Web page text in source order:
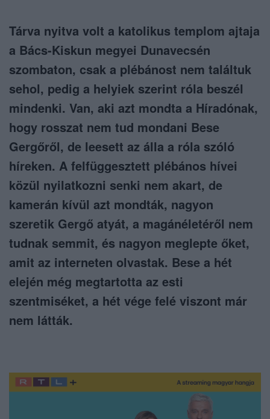
Tárva nyitva volt a katolikus templom ajtaja
a Bács-Kiskun megyei Dunavecsén
szombaton, csak a plébánost nem találtuk
sehol, pedig a helyiek szerint róla beszél
mindenki. Van, aki azt mondta a Híradónak,
hogy rosszat nem tud mondani Bese
Gergőről, de leesett az álla a róla szóló
híreken. A felfüggesztett plébános hívei
közül nyilatkozni senki nem akart, de
kamerán kívül azt mondták, nagyon
szeretik Gergő atyát, a magánéletéről nem
tudnak semmit, és nagyon meglepte őket,
amit az interneten olvastak. Bese a hét
elején még megtartotta az esti
szentmiséket, a hét vége felé viszont már
nem látták.